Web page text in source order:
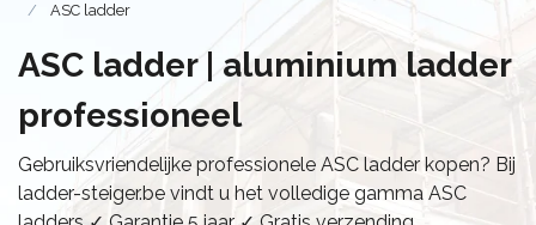
ASC ladder
ASC ladder | aluminium ladder
professioneel
Gebruiksvriendelijke professionele ASC ladder kopen? Bij
ladder-steiger.be vindt u het volledige gamma ASC